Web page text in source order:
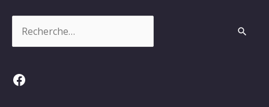
Facebook